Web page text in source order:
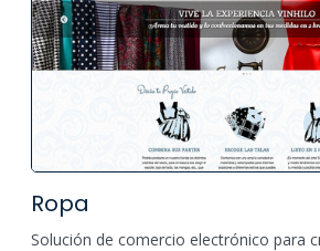
Ropa
Solución de comercio electrónico para